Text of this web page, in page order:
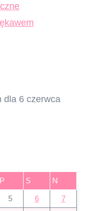
dla 6 czerwca
P S N
5 6 7